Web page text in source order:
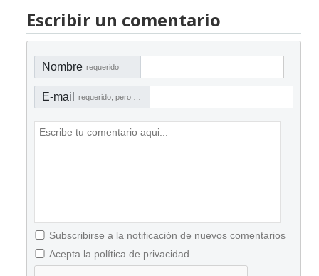
Escribir un comentario
Nombre requerido
E-mail
Subscribirse a la notificación de nuevos comentarios
Acepta la política de privacidad